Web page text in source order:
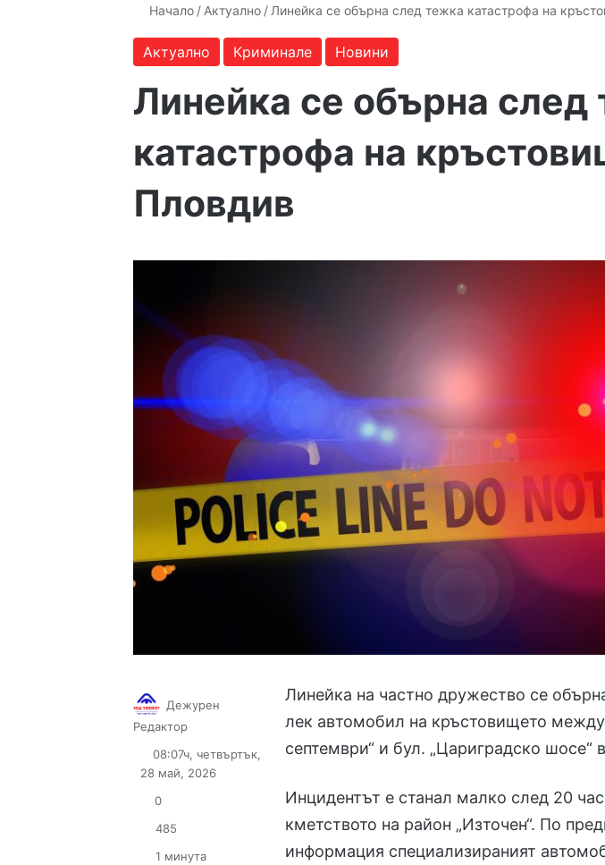
Начало / Актуално / Линейка се обърна след тежка катастрофа на
Актуално Криминале Новини
Линейка се обърна след
катастрофа на
Пловдив
Линейка на частно дружество се
лек автомобил на кръстовището
септември“ и бул. „Цариградско
Инцидентът е станал малко след 20
кметството на район „Източен“. По
информация специализираният
Дежурен
Редактор
X email
08:07ч, четвъртък,
28 май, 2026
0
485
1 минута